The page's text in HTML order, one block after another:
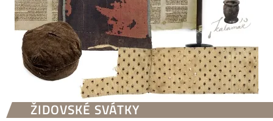
ŽIDOVSKÉ SVÁTKY